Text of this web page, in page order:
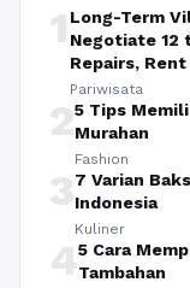
1 Long-Term
Negotiate 12
Repairs,
Pariwisata
25 Tips
Murahan
Fashion
37 Varian
Indonesia
Kuliner
45 Cara
Tambahan